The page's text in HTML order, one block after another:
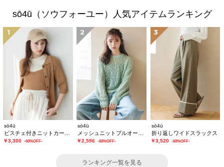
sō4ū（ソウフォーユー）人気アイテムランキング
1
sō4ū
￥3,300 -60%OFF-
2
sō4ū
￥2,596 -60%OFF-
3
sō4ū
折り返しワイドスラックス
￥3,520 -60%OFF-
ランキング一覧を見る